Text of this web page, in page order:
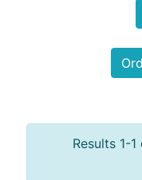
Results 1-